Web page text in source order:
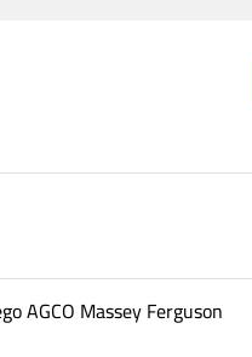
AGCO Massey Ferguson